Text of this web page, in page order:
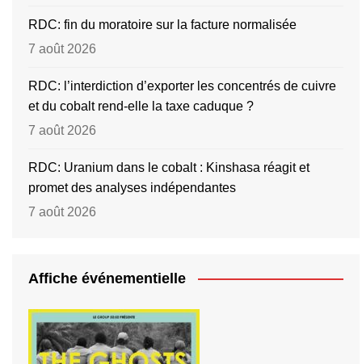
RDC: fin du moratoire sur la facture normalisée
7 août 2026
RDC: l’interdiction d’exporter les concentrés de cuivre
et du cobalt rend-elle la taxe caduque ?
7 août 2026
RDC: Uranium dans le cobalt : Kinshasa réagit et
promet des analyses indépendantes
7 août 2026
Affiche événementielle